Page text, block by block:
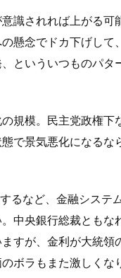
識されれば上がる可
懸念でドカ下げして
といういつものパタ
規模。民主党政権下
で景気悪化になるな
るなど、金融システ
中央銀行総裁ともな
すが、金利が大統領
ボラもまた激しくな